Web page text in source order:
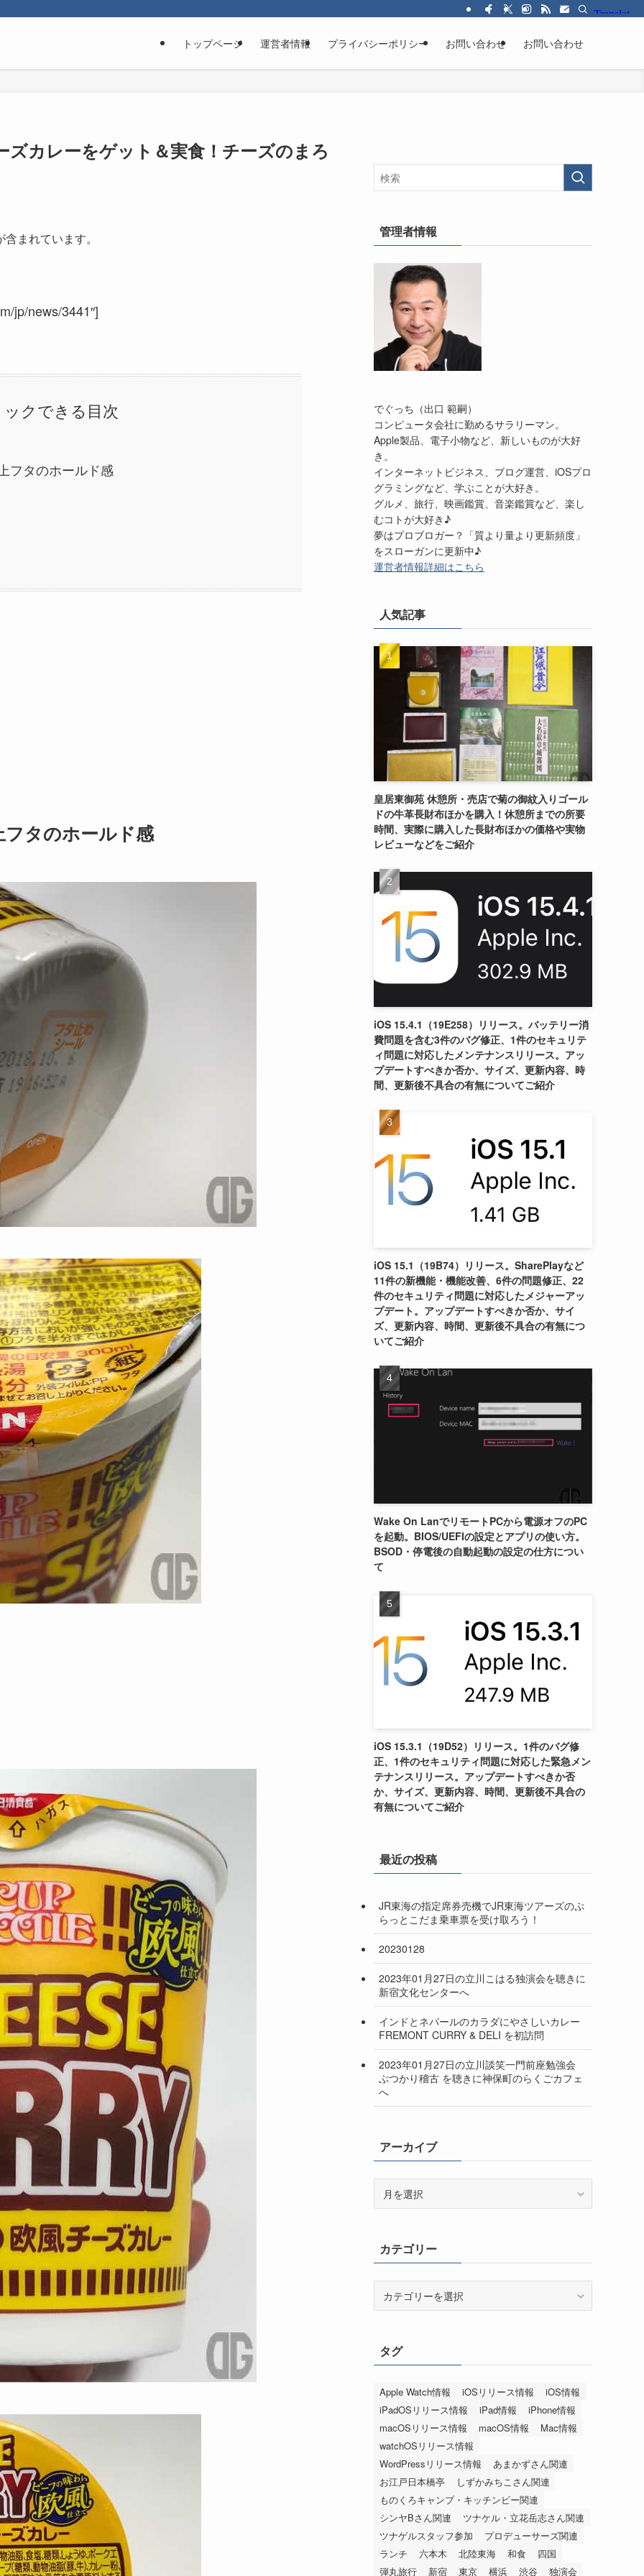
トップページ 運営者情報 プライバシーポリシー お問い合わせ お問い合わせ
カレーをゲット＆実食！チーズのまろ
まれています。
jp/news/3441″]
クできる目次
フタのホールド感
タのホールド感
管理者情報
でぐっち（出口 範嗣）
コンピュータ会社に勤めるサラリーマン。
Apple製品、電子小物など、新しいものが大好
き。
インターネットビジネス、ブログ運営、iOSプロ
グラミングなど、学ぶことが大好き。
グルメ、旅行、映画鑑賞、音楽鑑賞など、楽し
むコトが大好き♪
夢はプロブロガー？「質より量より更新頻度」
をスローガンに更新中♪
運営者情報詳細はこちら
人気記事
皇居東御苑 休憩所・売店で菊の御紋入りゴール
ドの牛革長財布ほかを購入！休憩所までの所要
時間、実際に購入した長財布ほかの価格や実物
レビューなどをご紹介
iOS 15.4.1（19E258）リリース。バッテリー消
費問題を含む3件のバグ修正、1件のセキュリテ
ィ問題に対応したメンテナンスリリース。アッ
プデートすべきか否か、サイズ、更新内容、時
間、更新後不具合の有無についてご紹介
iOS 15.1（19B74）リリース。SharePlayなど
11件の新機能・機能改善、6件の問題修正、22
件のセキュリティ問題に対応したメジャーアッ
プデート。アップデートすべきか否か、サイ
ズ、更新内容、時間、更新後不具合の有無につ
いてご紹介
Wake On LanでリモートPCから電源オフのPC
を起動。BIOS/UEFIの設定とアプリの使い方。
BSOD・停電後の自動起動の設定の仕方につい
て
iOS 15.3.1（19D52）リリース。1件のバグ修
正、1件のセキュリティ問題に対応した緊急メン
テナンスリリース。アップデートすべきか否
か、サイズ、更新内容、時間、更新後不具合の
有無についてご紹介
最近の投稿
JR東海の指定席券売機でJR東海ツアーズのぷ
らっとこだま乗車票を受け取ろう！
20230128
2023年01月27日の立川こはる独演会を聴きに
新宿文化センターへ
インドとネパールのカラダにやさしいカレー
FREMONT CURRY & DELI を初訪問
2023年01月27日の立川談笑一門前座勉強会
ぶつかり稽古 を聴きに神保町のらくごカフェ
へ
アーカイブ
ブカテゴリー
ータグ
Apple Watch情報 iOSリリース情報
iOS情報
iPadOSリリース情報
iPad情報
iPhone情報
macOSリリース情報
macOS情報
Mac情報
watchOSリリース情報
WordPressリリース情報
あまかずさん関連
お江戸日本橋亭
しずかみちこさん関連
ものくろキャンプ・キッチンビー関連
シンヤBさん関連
ツナケル・立花岳志さん関連
ツナゲルスタッフ参加
プロデューサーズ関連
ランチ
六本木 北陸東海 和食
四国
弾丸旅行
新宿 東京 横浜 渋谷 独演会